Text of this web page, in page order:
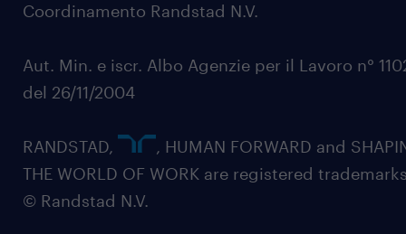
Coordinamento Randstad N.V.
Aut. Min. e iscr. Albo Agenzie per il Lavoro n°
del 26/11/2004
RANDSTAD,
, HUMAN FORWARD and
THE WORLD OF WORK are registered
© Randstad N.V.